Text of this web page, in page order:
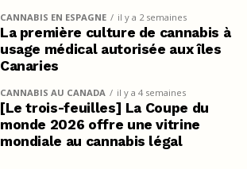
CANNABIS EN ESPAGNE il y a 2 semaines
La première culture de cannabis à
usage médical autorisée aux îles
Canaries
CANNABIS AU CANADA il y a 4 semaines
[Le trois-feuilles] La Coupe du
monde 2026 offre une vitrine
mondiale au cannabis légal